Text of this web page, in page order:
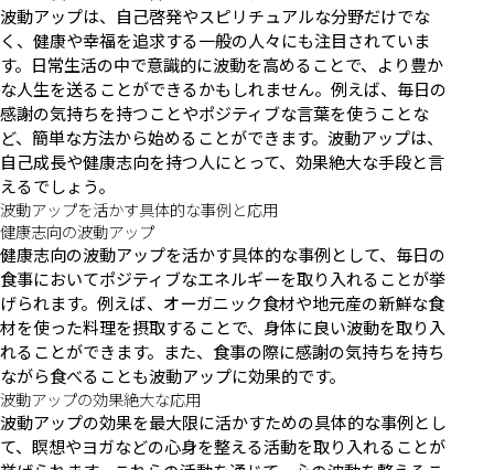
波動アップは、自己啓発やスピリチュアルな分野だけでな
く、健康や幸福を追求する一般の人々にも注目されていま
す。日常生活の中で意識的に波動を高めることで、より豊か
な人生を送ることができるかもしれません。例えば、毎日の
感謝の気持ちを持つことやポジティブな言葉を使うことな
ど、簡単な方法から始めることができます。波動アップは、
自己成長や健康志向を持つ人にとって、効果絶大な手段と言
えるでしょう。
波動アップを活かす具体的な事例と応用
健康志向の波動アップ
健康志向の波動アップを活かす具体的な事例として、毎日の
食事においてポジティブなエネルギーを取り入れることが挙
げられます。例えば、オーガニック食材や地元産の新鮮な食
材を使った料理を摂取することで、身体に良い波動を取り入
れることができます。また、食事の際に感謝の気持ちを持ち
ながら食べることも波動アップに効果的です。
波動アップの効果絶大な応用
波動アップの効果を最大限に活かすための具体的な事例とし
て、瞑想やヨガなどの心身を整える活動を取り入れることが